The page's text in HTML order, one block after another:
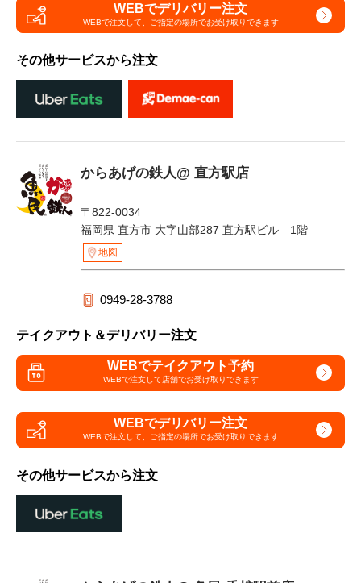
WEBでデリバリー注文
WEBで注文して、 ご指定の場所でお受け取りできます
その他サービスから注文
からあげの鉄人@ 直方駅店
〒822-0034
福岡県 直方市 大字山部287 直方駅ビル 1階
地図
0949-28-3788
テイクアウト＆デリバリー注文
WEBでテイクアウト予約
WEBで注文して店舗でお受け取りできます
WEBでデリバリー注文
WEBで注文して、 ご指定の場所でお受け取りできます
その他サービスから注文